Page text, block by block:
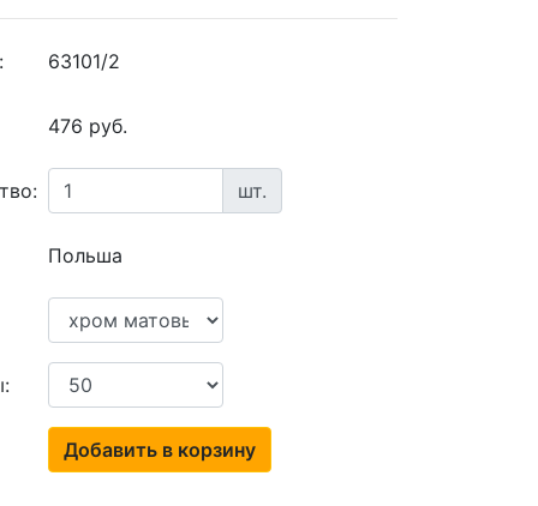
63101/2
476 руб.
шт.
Польша
Добавить в корзину